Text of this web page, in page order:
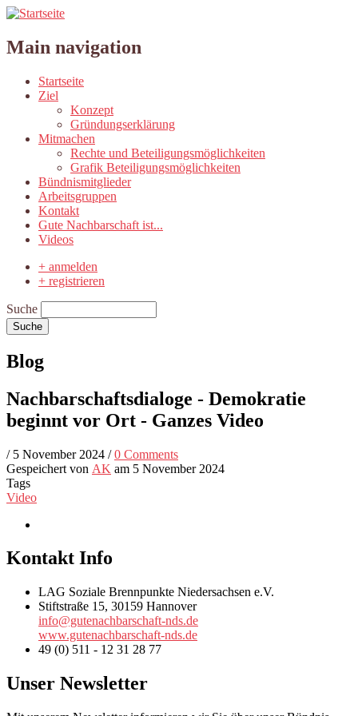
Main navigation
Startseite
Ziel
Konzept
Gründungserklärung
Mitmachen
Rechte und Beteiligungsmöglichkeiten
Grafik Beteiligungsmöglichkeiten
Bündnismitglieder
Arbeitsgruppen
Kontakt
Gute Nachbarschaft ist...
Videos
+ anmelden
+ registrieren
Suche
Blog
Nachbarschaftsdialoge - Demokratie
beginnt vor Ort - Ganzes Video
/ 5 November 2024 /0 Comments
Gespeichert von AK am 5 November 2024
Tags
Video
Kontakt Info
LAG Soziale Brennpunkte Niedersachsen e.V.
Stiftstraße 15, 30159 Hannover
info@gutenachbarschaft-nds.de
www.gutenachbarschaft-nds.de
49 (0) 511 - 12 31 28 77
Unser Newsletter